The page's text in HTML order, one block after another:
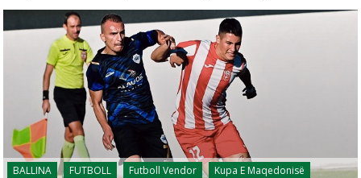
BALLINA FUTBOLL Futboll Vendor
Kupa E Maqedonisë